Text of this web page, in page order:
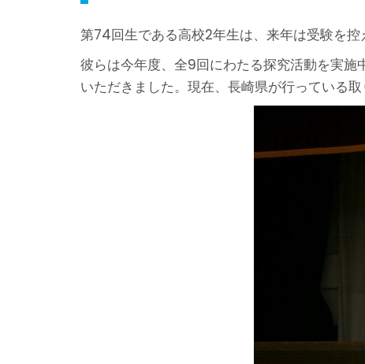
第74回生である高校2年生は、来年は受験を控
彼らは今年度、全9回にわたる探究活動を実
いただきました。現在、長崎県が行っている